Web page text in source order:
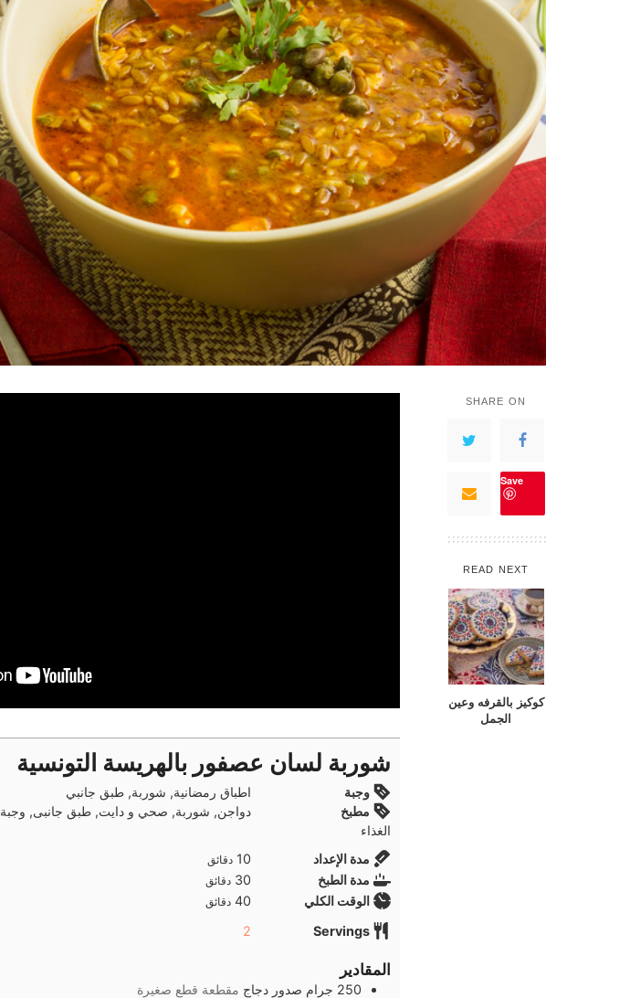
SHARE ON
Save
READ NEXT
كوكيز بالقرفه وعين
الجمل
شوربة لسان عصفور بالهريسة التونسية
وجبة
اطباق رمضانية, شوربة, طبق جانبي
مطبخ
دواجن, شوربة, صحي و دايت, طبق جانبى, وجبة
الغذاء
مدة الإعداد
10دقائق
دقائق
مدة الطبخ 30دقائق
دقائق
الوقت الكلي 40دقائق
دقائق
Servings
2
المقادير
250 جرام صدور دجاج مقطعة قطع صغيرة